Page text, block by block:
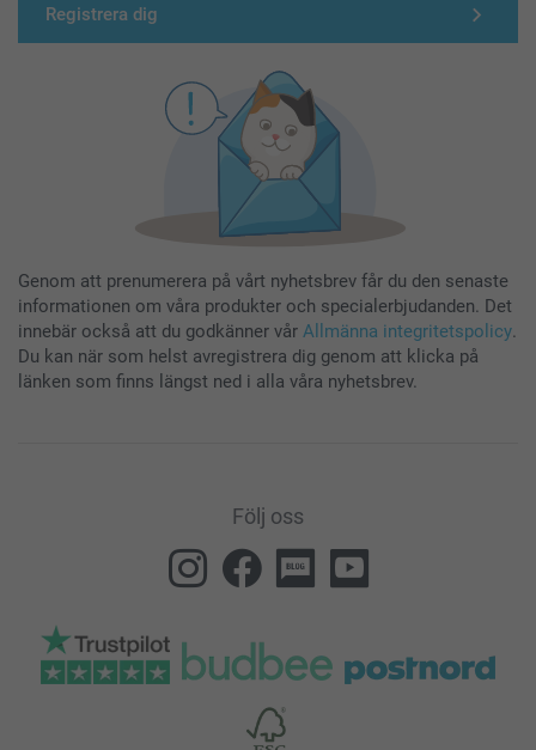
Registrera dig
Genom att prenumerera på vårt nyhetsbrev får du den senaste
informationen om våra produkter och specialerbjudanden. Det
innebär också att du godkänner vår Allmänna integritetspolicy.
Du kan när som helst avregistrera dig genom att klicka på
länken som finns längst ned i alla våra nyhetsbrev.
Följ oss